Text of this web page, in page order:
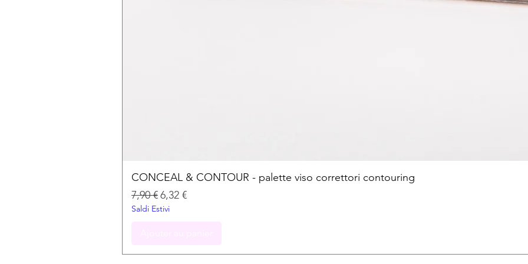
CONCEAL & CONTOUR - palette viso correttori contouring
Prix original
7,90 €Prix promotionnel
6,32 €
Saldi Estivi